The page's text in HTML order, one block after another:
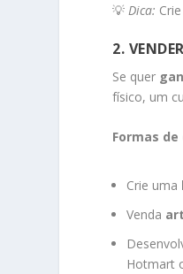
💡 Dica:
2.
Se quer
físico, um
Formas
Crie uma
Venda
Hotmart